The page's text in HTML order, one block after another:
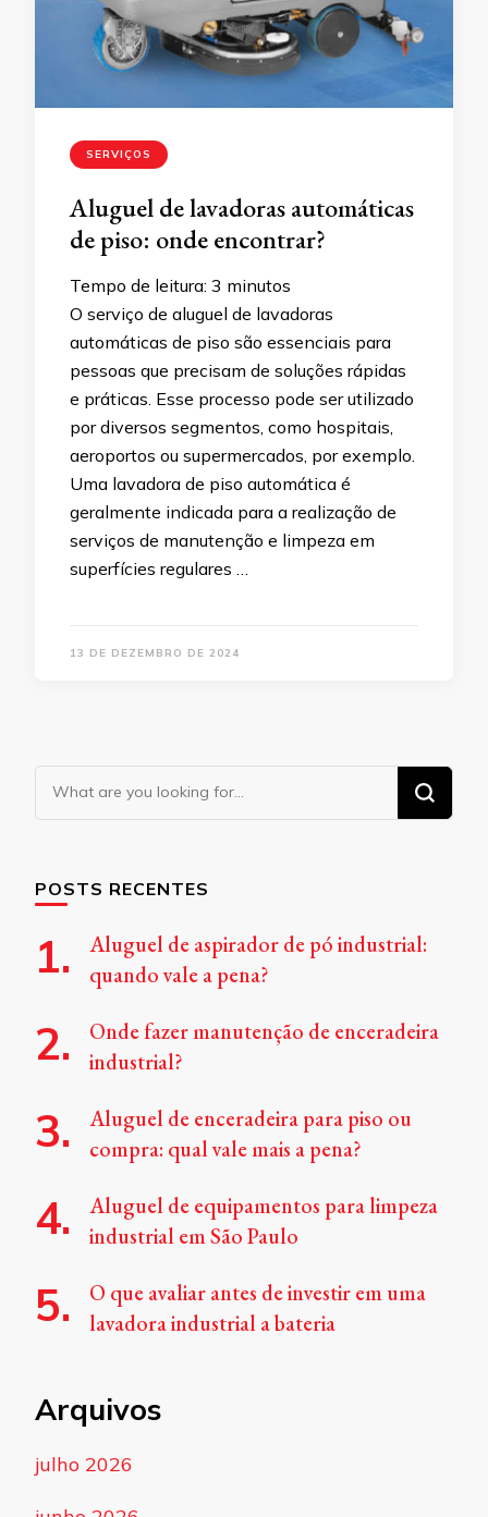
SERVIÇOS
Aluguel de lavadoras automáticas
de piso: onde encontrar?
Tempo de leitura: 3 minutos
O serviço de aluguel de lavadoras
automáticas de piso são essenciais para
pessoas que precisam de soluções rápidas
e práticas. Esse processo pode ser utilizado
por diversos segmentos, como hospitais,
aeroportos ou supermercados, por exemplo.
Uma lavadora de piso automática é
geralmente indicada para a realização de
serviços de manutenção e limpeza em
superfícies regulares …
13 DE DEZEMBRO DE 2024
Looking
for
POSTS RECENTES
Aluguel de aspirador de pó industrial:
quando vale a pena?
Onde fazer manutenção de enceradeira
industrial?
Aluguel de enceradeira para piso ou
compra: qual vale mais a pena?
Aluguel de equipamentos para limpeza
industrial em São Paulo
O que avaliar antes de investir em uma
lavadora industrial a bateria
Arquivos
julho 2026